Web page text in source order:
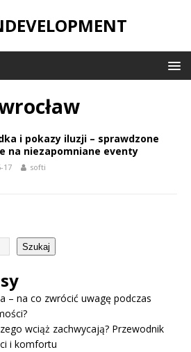
i pokazy iluzji – sprawdzone
na niezapomniane eventy
17 softi
Szukaj
– na co zwrócić uwagę podczas
wciąż zachwycają? Przewodnik
i komfortu